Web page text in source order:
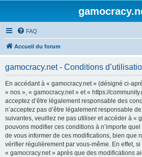
FAQ
Accueil du forum
gamocracy.net - Conditions
En accédant à « gamocracy.net » (désigné ci-
« nos », « gamocracy.net » et « https://
acceptez d’être légalement responsable des
n’acceptez pas d’être légalement responsable
suivantes, veuillez ne pas utiliser et accéder à «
pouvons modifier ces conditions à n’importe
de vous informer de ces modifications, bien que
vérifier régulièrement par vous-même. En effet,
« gamocracy.net » après que des modifications